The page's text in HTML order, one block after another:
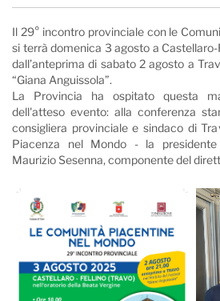
Il 29° incontro provinciale con le
si terrà domenica 3 agosto a
dall’anteprima di sabato 2 agosto a
“Giana Anguissola”.
La Provincia ha ospitato questa
dell'atteso evento: alla conferenza
consigliera provinciale e sindaco di
Piacenza nel Mondo - la
Maurizio Sesenna, componente del